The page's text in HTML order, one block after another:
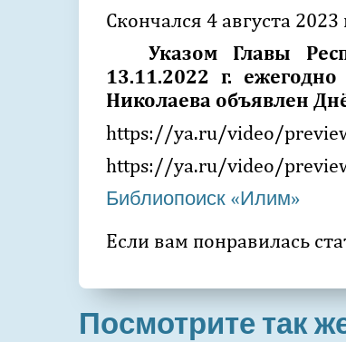
Скончался 4 августа
Указом Главы
13.11.2022 г.
Николаева объявлен
https://ya.ru/video/
https://ya.ru/video/
Библиопоиск «Илим»
Если вам понравилась
Посмотрите так